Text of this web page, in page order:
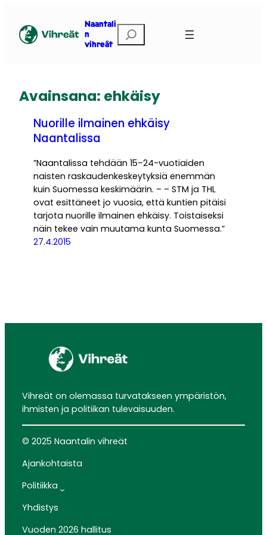
sisältöön
Naantali
n
vihreät
Etsi
Avainsana: ehkäisy
Nuorille ilmainen ehkäisy
Naantalissa
”Naantalissa tehdään 15–24-vuotiaiden
naisten raskaudenkeskeytyksiä enemmän
kuin Suomessa keskimäärin. – – STM ja THL
ovat esittäneet jo vuosia, että kuntien pitäisi
tarjota nuorille ilmainen ehkäisy. Toistaiseksi
näin tekee vain muutama kunta Suomessa.”
27.4.2015
Vihreät on olemassa turvatakseen ympäristön,
ihmisten ja politiikan tulevaisuuden.
© 2025 Naantalin vihreät
Ajankohtaista
Politiikka
Yhdistys
Vuoden 2026 hallitus